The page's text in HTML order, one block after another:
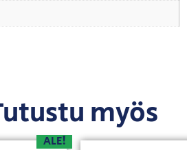
myös
ALE!